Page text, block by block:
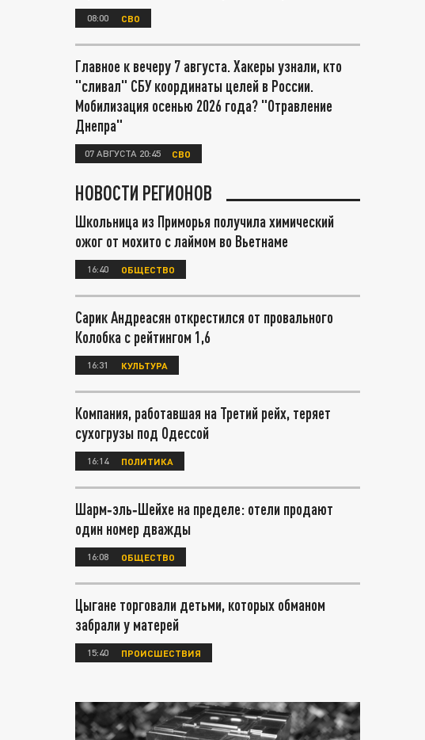
08:00 СВО
Главное к вечеру 7 августа. Хакеры узнали, кто
"сливал" СБУ координаты целей в России.
Мобилизация осенью 2026 года? "Отравление
Днепра"
07 АВГУСТА 20:45 СВО
НОВОСТИ РЕГИОНОВ
Школьница из Приморья получила химический
ожог от мохито с лаймом во Вьетнаме
16:40 ОБЩЕСТВО
Сарик Андреасян открестился от провального
Колобка с рейтингом 1,6
16:31 КУЛЬТУРА
Компания, работавшая на Третий рейх, теряет
сухогрузы под Одессой
16:14 ПОЛИТИКА
Шарм‑эль‑Шейхе на пределе: отели продают
один номер дважды
16:08 ОБЩЕСТВО
Цыгане торговали детьми, которых обманом
забрали у матерей
15:40 ПРОИСШЕСТВИЯ